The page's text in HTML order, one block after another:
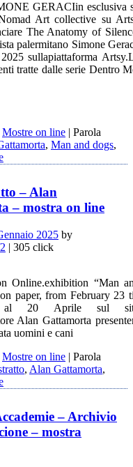
GERACIin esclusiva
Art collective su
The Anatomy of
palermitano Simone
sullapiattaforma
tratte dalle serie Dentro
Online.exhibition “Man
paper, from February 23
al 20 Aprile sul
Alan Gattamorta
uomini e cani
Mostre on line | Parola
, Man and dogs,
– Alan
– mostra on line
2025 by
| 305 click
Mostre on line | Parola
, Alan Gattamorta,
– Archivio
– mostra